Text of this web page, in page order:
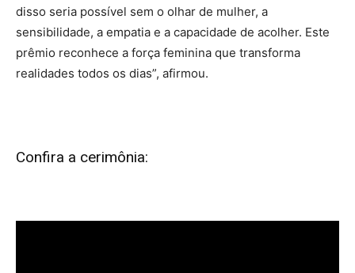
disso seria possível sem o olhar de mulher, a
sensibilidade, a empatia e a capacidade de acolher. Este
prêmio reconhece a força feminina que transforma
realidades todos os dias”, afirmou.
Confira a cerimônia: